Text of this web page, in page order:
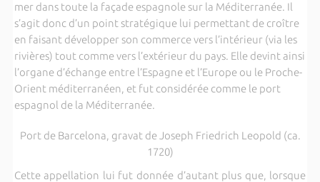
mer dans toute la façade espagnole sur la Méditerranée. Il
s’agit donc d’un point stratégique lui permettant de croître
en faisant développer son commerce vers l’intérieur (via les
rivières) tout comme vers l’extérieur du pays. Elle devint ainsi
l’organe d’échange entre l’Espagne et l’Europe ou le Proche-
Orient méditerranéen, et fut considérée comme le port
espagnol de la Méditerranée.
Port de Barcelona, gravat de Joseph Friedrich Leopold (ca.
1720)
Cette appellation lui fut donnée d’autant plus que, lorsque